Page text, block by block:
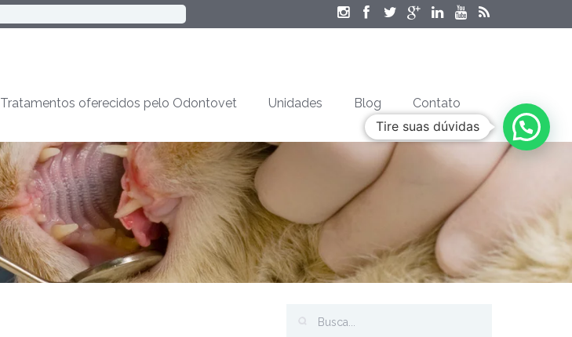
Tratamentos oferecidos pelo Odontovet Unidades Blog Contato
Tire suas dúvidas